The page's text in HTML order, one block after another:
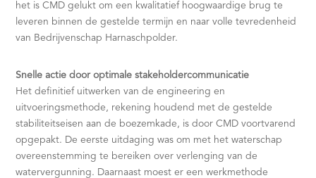
het is CMD gelukt om een kwalitatief hoogwaardige brug te
leveren binnen de gestelde termijn en naar volle tevredenheid
van Bedrijvenschap Harnaschpolder.
Snelle actie door optimale stakeholdercommunicatie
Het definitief uitwerken van de engineering en
uitvoeringsmethode, rekening houdend met de gestelde
stabiliteitseisen aan de boezemkade, is door CMD voortvarend
opgepakt. De eerste uitdaging was om met het waterschap
overeenstemming te bereiken over verlenging van de
watervergunning. Daarnaast moest er een werkmethode